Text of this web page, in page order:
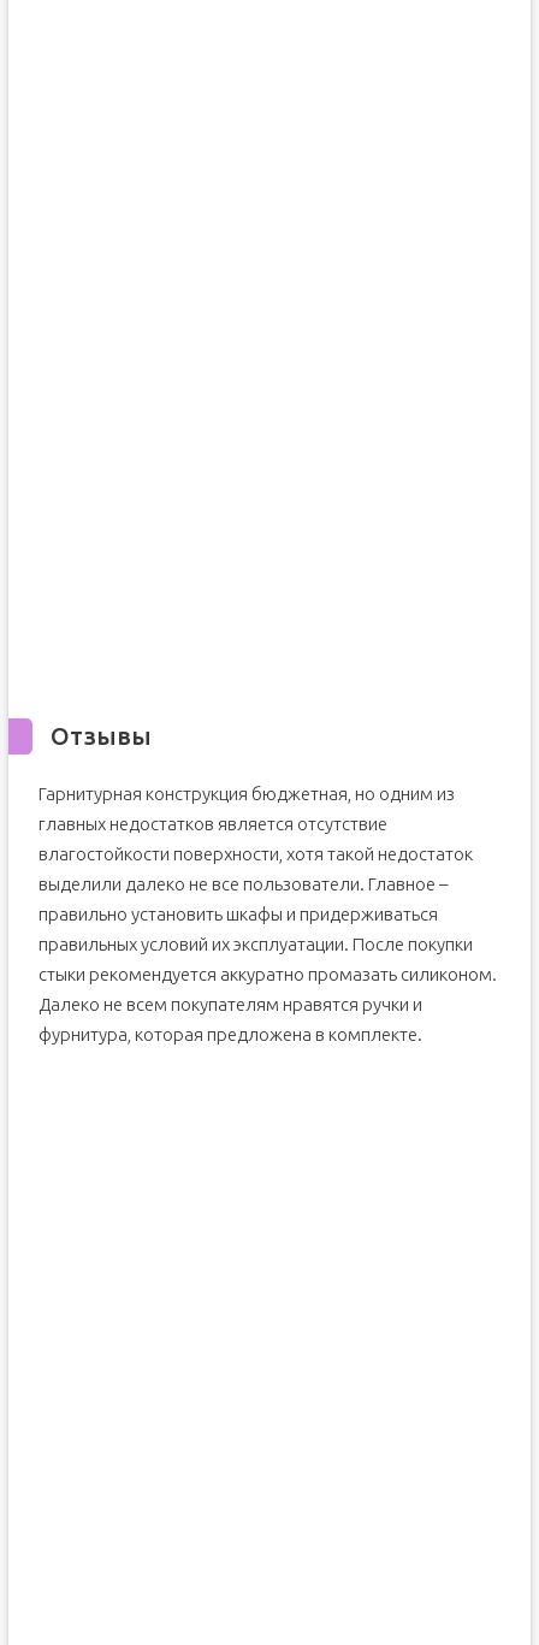
Отзывы
Гарнитурная конструкция бюджетная, но одним из
главных недостатков является отсутствие
влагостойкости поверхности, хотя такой недостаток
выделили далеко не все пользователи. Главное –
правильно установить шкафы и придерживаться
правильных условий их эксплуатации. После покупки
стыки рекомендуется аккуратно промазать силиконом.
Далеко не всем покупателям нравятся ручки и
фурнитура, которая предложена в комплекте.